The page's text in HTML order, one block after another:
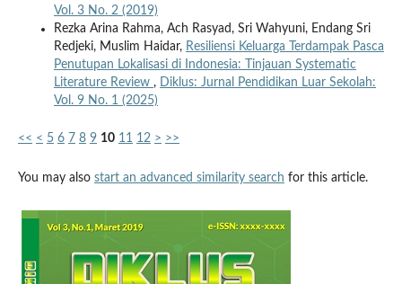
Vol. 3 No. 2 (2019)
Rezka Arina Rahma, Ach Rasyad, Sri Wahyuni, Endang Sri
Redjeki, Muslim Haidar, Resiliensi Keluarga Terdampak Pasca
Penutupan Lokalisasi di Indonesia: Tinjauan Systematic
Literature Review , Diklus: Jurnal Pendidikan Luar Sekolah:
Vol. 9 No. 1 (2025)
<< < 5 6 7 8 9 10 11 12 > >>
You may also start an advanced similarity search for this article.